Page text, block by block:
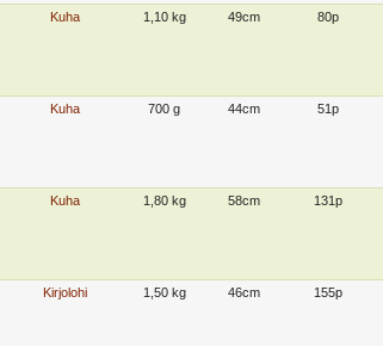
Kuha 1,10 kg 49cm 80p
Kuha 700 g 44cm 51p
Kuha 1,80 kg 58cm 131p
Kirjolohi 1,50 kg 46cm 155p